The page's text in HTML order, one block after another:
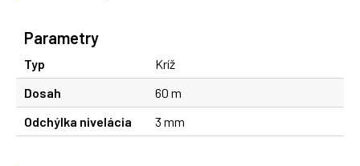
Parametry
Typ
Kríž
Dosah
60 m
Odchýlka nivelácia
3 mm